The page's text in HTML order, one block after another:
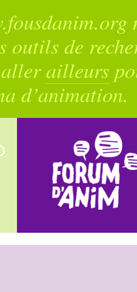
outils de
ailleurs
d’animation.